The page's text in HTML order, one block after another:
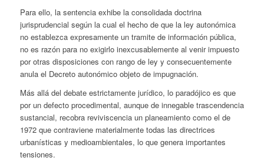
Para ello, la sentencia exhibe la consolidada doctrina
jurisprudencial según la cual el hecho de que la ley autonómica
no establezca expresamente un tramite de información pública,
no es razón para no exigirlo inexcusablemente al venir impuesto
por otras disposiciones con rango de ley y consecuentemente
anula el Decreto autonómico objeto de impugnación.
Más allá del debate estrictamente jurídico, lo paradójico es que
por un defecto procedimental, aunque de innegable trascendencia
sustancial, recobra reviviscencia un planeamiento como el de
1972 que contraviene materialmente todas las directrices
urbanísticas y medioambientales, lo que genera importantes
tensiones.